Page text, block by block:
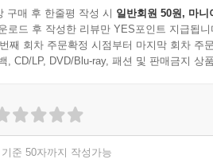
구매 후 한줄평 작성 시 일반회원 50원, 마니
로드 후 작성한 리뷰만 YES포인트 지급됩니
째 회차 주문확정 시점부터 마지막 회차 주
, CD/LP, DVD/Blu-ray, 패션 및 판매금지 상
준 50자까지 작성가능